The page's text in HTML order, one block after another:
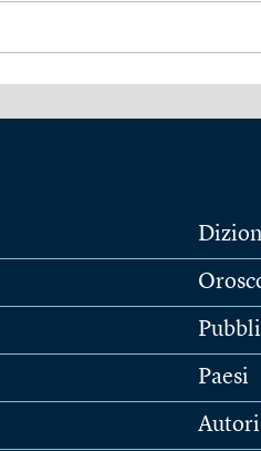
Paesi
Autori